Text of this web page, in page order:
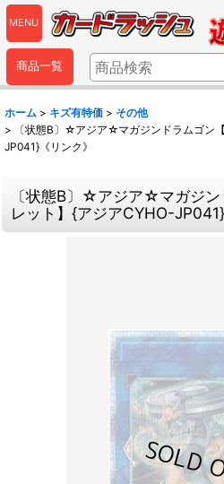
MENU
商品一覧
ホーム > キズ有特価 > その他
>
〔状態B〕☆アジア☆マガジンドラムゴン
JP041}《リンク》
〔状態B〕☆アジア☆マガジ
レット】{アジアCYHO-JP041}